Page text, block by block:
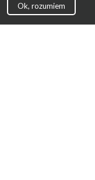
Ok, rozumiem